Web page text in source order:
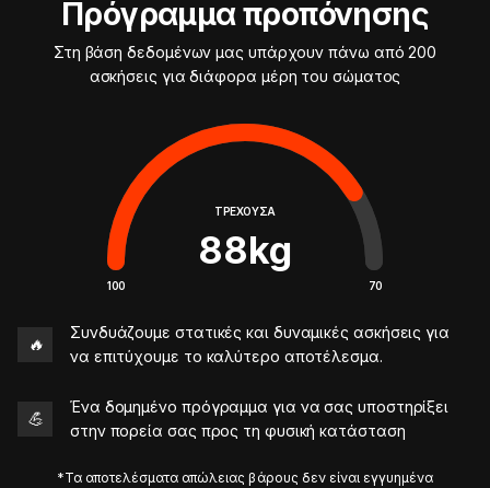
Πρόγραμμα προπόνησης
Στη βάση δεδομένων μας υπάρχουν πάνω από 200
ασκήσεις για διάφορα μέρη του σώματος
ΤΡΈΧΟΥΣΑ
88kg
100 70
🔥
Συνδυάζουμε στατικές και δυναμικές ασκήσεις για
να επιτύχουμε το καλύτερο αποτέλεσμα.
💪
Ένα δομημένο πρόγραμμα για να σας υποστηρίξει
στην πορεία σας προς τη φυσική κατάσταση
*Τα αποτελέσματα απώλειας βάρους δεν είναι εγγυημένα